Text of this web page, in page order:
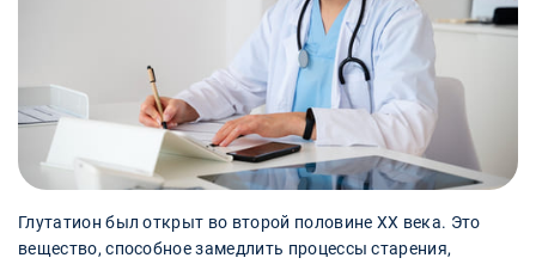
Глутатион был открыт во второй половине XX века. Это
вещество, способное замедлить процессы старения,